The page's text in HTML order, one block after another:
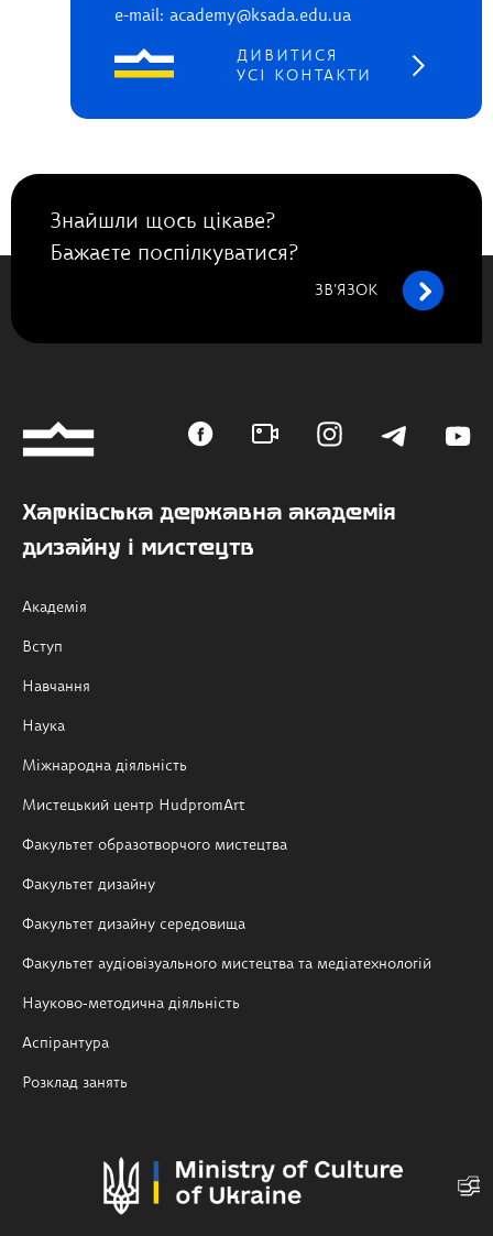
e-mail: academy@ksada.edu.ua
ДИВИТИСЯ
УСІ КОНТАКТИ
Знайшли щось цікаве?
Бажаєте поспілкуватися?
ЗВ’ЯЗОК
Харківська державна академія
дизайну і мистецтв
Академія
Вступ
Навчання
Наука
Міжнародна діяльність
Мистецький центр HudpromArt
Факультет образотворчого мистецтва
Факультет дизайну
Факультет дизайну середовища
Факультет аудіовізуального мистецтва та медіатехнологій
Науково-методична діяльність
Аспірантура
Розклад занять